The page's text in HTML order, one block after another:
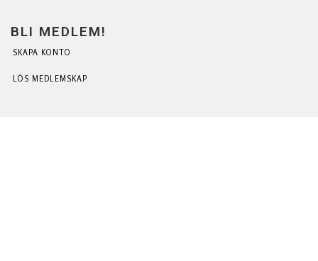
BLI MEDLEM!
SKAPA KONTO
LÖS MEDLEMSKAP